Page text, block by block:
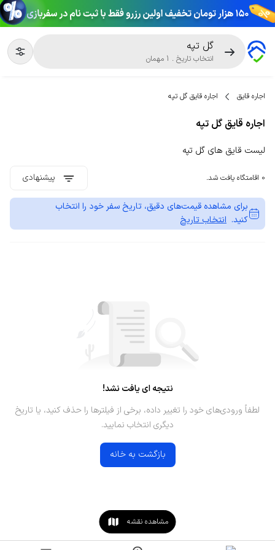
گل تپه
انتخاب تاریخ .
1 مهمان
اجاره قایق اجاره قایق گل تپه
اجاره قایق گل تپه
لیست قایق های گل تپه
0 اقامتگاه یافت شد. پیشنهادی
برای مشاهده قیمت‌های دقیق، تاریخ سفر خود را انتخاب
کنید. انتخاب تاریخ
نتیجه ای یافت نشد!
لطفاً ورودی‌های خود را تغییر داده، برخی از فیلترها را حذف کنید، یا تاریخ
دیگری انتخاب نمایید.
بازگشت به خانه
مشاهده نقشه